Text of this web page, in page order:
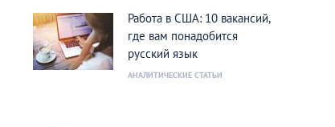
Работа в США: 10 вакансий,
где вам понадобится
русский язык
АНАЛИТИЧЕСКИЕ СТАТЬИ